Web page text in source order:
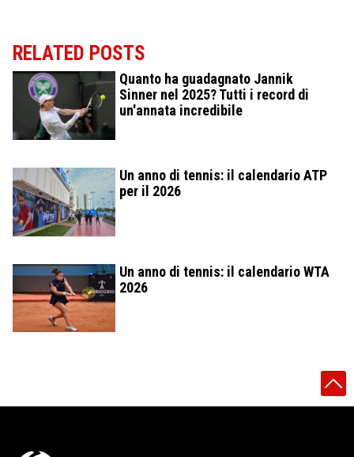
RELATED POSTS
Quanto ha guadagnato Jannik
Sinner nel 2025? Tutti i record di
un'annata incredibile
Un anno di tennis: il calendario ATP
per il 2026
Un anno di tennis: il calendario WTA
2026